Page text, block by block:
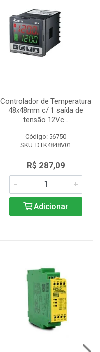
Controlador de Temperatura
48x48mm c/ 1 saída de
tensão 12Vc...
Código: 56750
SKU: DTK4848V01
R$ 287,09
Adicionar